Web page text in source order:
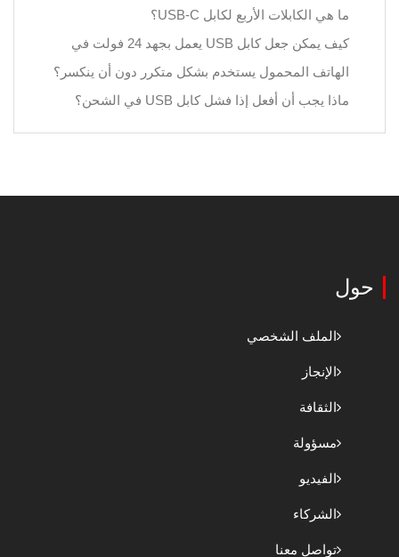
ما هي الكابلات الأربع لكابل USB-C؟
كيف يمكن جعل كابل USB يعمل بجهد 24 فولت في
الهاتف المحمول يستخدم بشكل متكرر دون أن ينكسر؟
ماذا يجب أن أفعل إذا فشل كابل USB في الشحن؟
حول
الملف الشخصي
الإنجاز
الثقافة
مسؤولة
الفيديو
الشركاء
تواصل معنا